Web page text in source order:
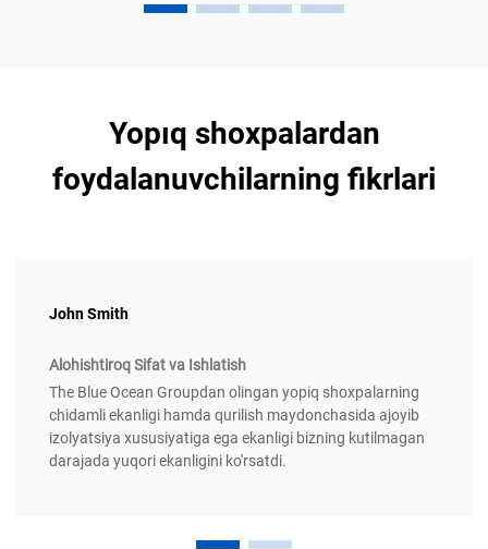
Yopıq shoxpalardan
foydalanuvchilarning fikrlari
John Smith
Alohishtiroq Sifat va Ishlatish
The Blue Ocean Groupdan olingan yopiq shoxpalarning
chidamli ekanligi hamda qurilish maydonchasida ajoyib
izolyatsiya xususiyatiga ega ekanligi bizning kutilmagan
darajada yuqori ekanligini ko'rsatdi.